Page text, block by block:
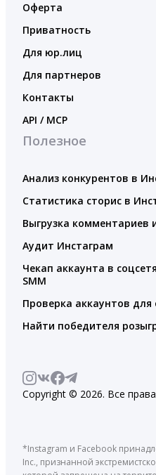
Оферта
Приватность
Для юр.лиц
Для партнеров
Контакты
API / MCP
Полезное
Анализ конкурентов в
Статистика сторис в
Выгрузка комментариев
Аудит Инстаграм
Чекап аккаунта в
SMM
Проверка аккаунтов для
Найти победителя
Copyright © 2026. Все
*Instagram и Facebook
Inc., признанной